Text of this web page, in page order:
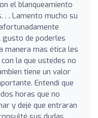
el blanqueamiento
. . Lamento mucho su
gusto de poderles
manera mas ética les
la que ustedes no
tiene un valor
Entendí que
horas que no
y dejé que entraran